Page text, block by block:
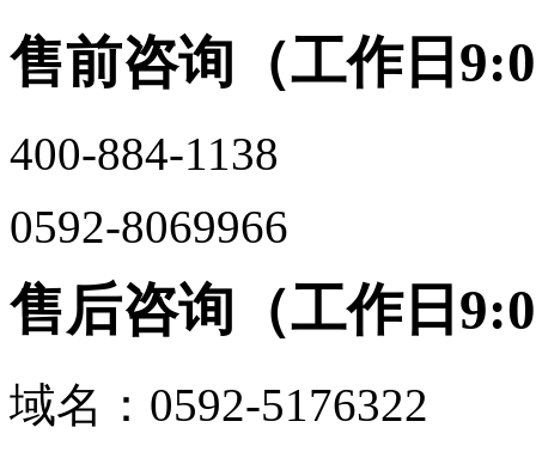
售前咨询（工作日
400-884-1138
0592-8069966
售后咨询（工作日
域名：0592-5176322